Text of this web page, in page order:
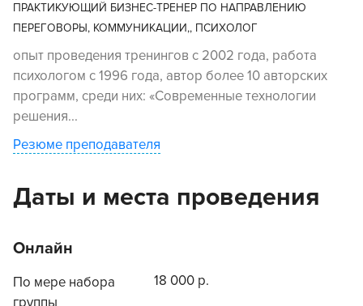
ПРАКТИКУЮЩИЙ БИЗНЕС-ТРЕНЕР ПО НАПРАВЛЕНИЮ
ПЕРЕГОВОРЫ, КОММУНИКАЦИИ,, ПСИХОЛОГ
опыт проведения тренингов с 2002 года, работа
психологом с 1996 года, автор более 10 авторских
программ, среди них: «Современные технологии
решения...
Резюме преподавателя
Даты и места проведения
Онлайн
По мере набора
18 000 р.